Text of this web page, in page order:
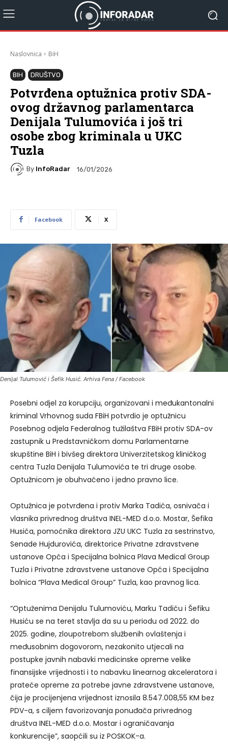
Naslovnica BiH
BIH DRUŠTVO
Potvrđena optužnica protiv SDA-
ovog državnog parlamentarca
Denijala Tulumovića i još tri
osobe zbog kriminala u UKC
Tuzla
By InfoRadar 16/01/2026
Facebook X
Denijal Tulumović i Šefik Husić. Arhiva Fena / Facebook
Posebni odjel za korupciju, organizovani i međukantonalni
kriminal Vrhovnog suda FBiH potvrdio je optužnicu
Posebnog odjela Federalnog tužilaštva FBiH protiv SDA-ov
zastupnik u Predstavničkom domu Parlamentarne
skupštine BiH i bivšeg direktora Univerzitetskog kliničkog
centra Tuzla Denijala Tulumovića te tri druge osobe.
Optužnicom je obuhvaćeno i jedno pravno lice.
Optužnica je potvrđena i protiv Marka Tadića, osnivača i
vlasnika privrednog društva INEL-MED d.o.o. Mostar, Šefika
Husića, pomoćnika direktora JZU UKC Tuzla za sestrinstvo,
Senade Hujdurovića, direktorice Privatne zdravstvene
ustanove Opća i Specijalna bolnica Plava Medical Group
Tuzla i Privatne zdravstvene ustanove Opća i Specijalna
bolnica “Plava Medical Group” Tuzla, kao pravnog lica.
“Optuženima Denijalu Tulumoviću, Marku Tadiću i Šefiku
Husiću se na teret stavlja da su u periodu od 2022. do
2025. godine, zloupotrebom službenih ovlaštenja i
međusobnim dogovorom, nezakonito utjecali na
postupke javnih nabavki medicinske opreme velike
finansijske vrijednosti i to nabavku linearnog akceleratora i
prateće opreme za potrebe javne zdravstvene ustanove,
čija je procijenjena vrijednost iznosila 8.547.008,55 KM bez
PDV-a, s ciljem favorizovanja ponuđača privrednog
društva INEL-MED d.o.o. Mostar i ograničavanja
konkurencije”, saopćili su iz POSKOK-a.